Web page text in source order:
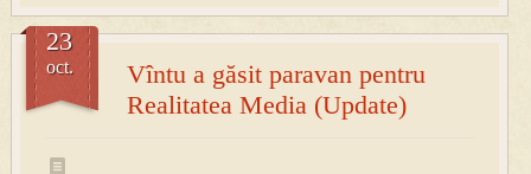
Vîntu a găsit paravan pentru
Realitatea Media (Update)
23
oct.